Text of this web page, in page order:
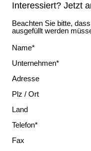
Interessiert? Jetzt
Beachten Sie bitte,
ausgefüllt werden
Name*
Unternehmen*
Adresse
Plz / Ort
Land
Telefon*
Fax